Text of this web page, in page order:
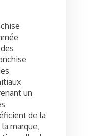
un
de la
marque,